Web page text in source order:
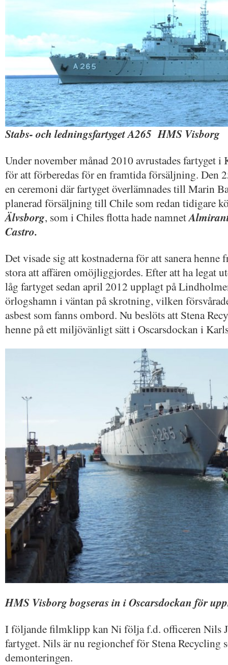
Stabs- och ledningsfartyget A265 HMS Visborg
Under november månad 2010 avrustades fartyget
för att förberedas för en framtida försäljning. Den
en ceremoni där fartyget överlämnades till Marin
planerad försäljning till Chile som redan tidigare
Älvsborg, som i Chiles flotta hade namnet
Castro.
Det visade sig att kostnaderna för att sanera henne
stora att affären omöjliggjordes. Efter att ha legat
låg fartyget sedan april 2012 upplagt på
örlogshamn i väntan på skrotning, vilken
asbest som fanns ombord. Nu beslöts att Stena
henne på ett miljövänligt sätt i Oscarsdockan i
HMS Visborg bogseras in i Oscarsdockan för
I följande filmklipp kan Ni följa f.d. officeren Nils
fartyget. Nils är nu regionchef för Stena Recycling
demonteringen.